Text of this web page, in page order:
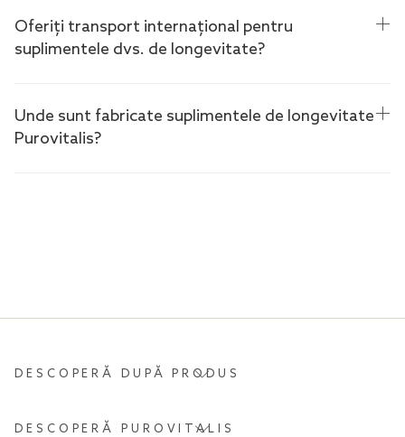
Oferiți transport internațional pentru
suplimentele dvs. de longevitate?
Unde sunt fabricate suplimentele de longevitate
Purovitalis?
DESCOPERĂ DUPĂ PRODUS
DESCOPERĂ PUROVITALIS